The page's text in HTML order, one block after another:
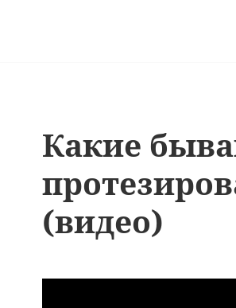
Какие
(видео)